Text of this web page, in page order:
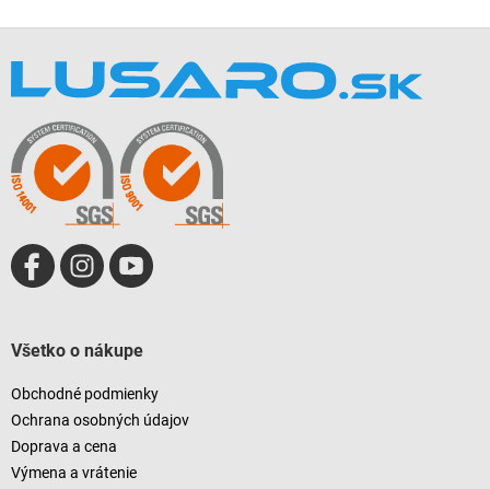
Všetko o nákupe
Obchodné podmienky
Ochrana osobných údajov
Doprava a cena
Výmena a vrátenie